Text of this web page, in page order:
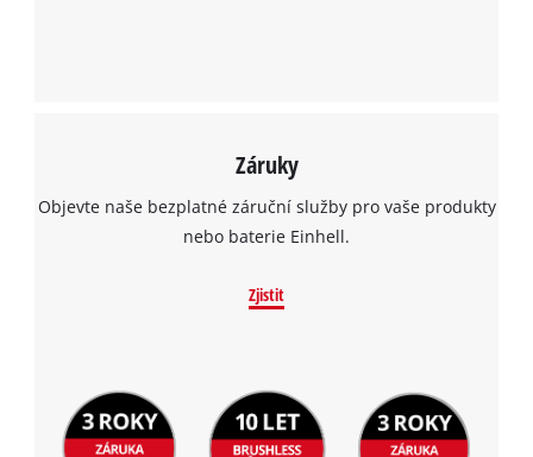
Záruky
Objevte naše bezplatné záruční služby pro vaše produkty
nebo baterie Einhell.
Zjistit